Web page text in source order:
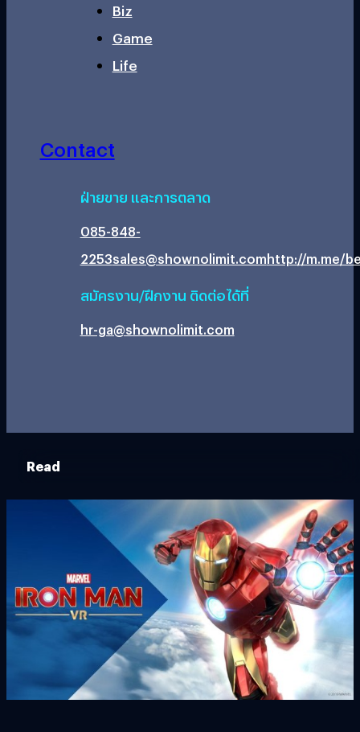
Biz
Game
Life
Contact
ฝ่ายขาย และการตลาด
085-848-
2253sales@shownolimit.comhttp://m.me/
สมัครงาน/ฝึกงาน ติดต่อได้ที่
hr-ga@shownolimit.com
Read